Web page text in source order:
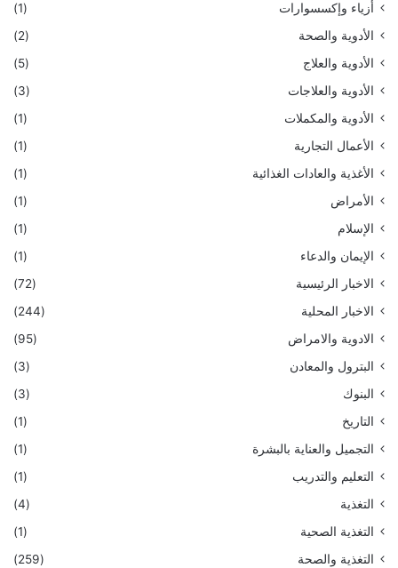
أزياء وإكسسوارات
(1)
الأدوية والصحة
(2)
الأدوية والعلاج
(5)
الأدوية والعلاجات
(3)
الأدوية والمكملات
(1)
الأعمال التجارية
(1)
الأغذية والعادات الغذائية
(1)
الأمراض
(1)
الإسلام
(1)
الإيمان والدعاء
(1)
الاخبار الرئيسية
(72)
الاخبار المحلية
(244)
الادوية والامراض
(95)
البترول والمعادن
(3)
البنوك
(3)
التاريخ
(1)
التجميل والعناية بالبشرة
(1)
التعليم والتدريب
(1)
التغذية
(4)
التغذية الصحية
(1)
التغذية والصحة
(259)